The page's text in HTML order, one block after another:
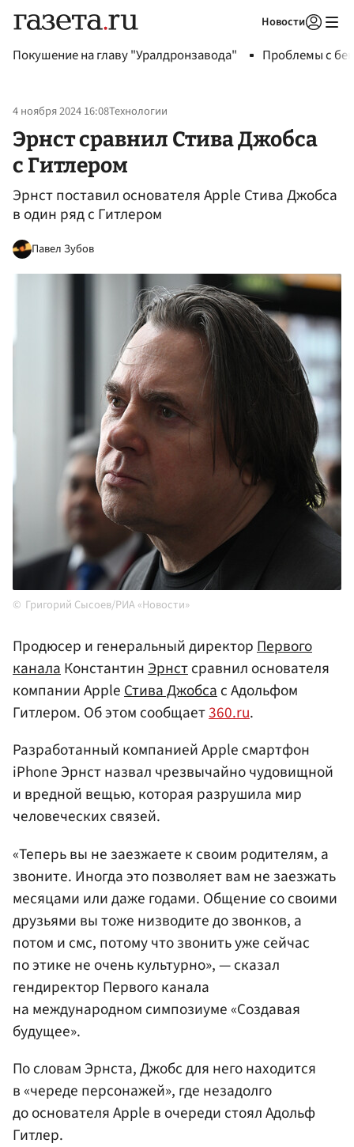
Новости
Покушение на главу "Уралдронзавода" Проблемы с
4 ноября 2024 16:08Технологии
Эрнст сравнил Стива Джобса
с Гитлером
Эрнст поставил основателя Apple Стива Джобса
в один ряд с Гитлером
Павел Зубов
Григорий Сысоев/РИА «Новости»
Продюсер и генеральный директорПервого
каналаКонстантинЭрнстсравнил основателя
компании AppleСтива Джобсас Адольфом
Гитлером. Об этом сообщает360.ru.
Разработанный компанией Apple смартфон
iPhone Эрнст назвал чрезвычайно чудовищной
и вредной вещью, которая разрушила мир
человеческих связей.
«Теперь вы не заезжаете к своим родителям, а
звоните. Иногда это позволяет вам не заезжать
месяцами или даже годами. Общение со своими
друзьями вы тоже низводите до звонков, а
потом и смс, потому что звонить уже сейчас
по этике не очень культурно», — сказал
гендиректор Первого канала
на международном симпозиуме «Создавая
будущее».
По словам Эрнста, Джобс для него находится
в «череде персонажей», где незадолго
до основателя Apple в очереди стоял Адольф
Гитлер.